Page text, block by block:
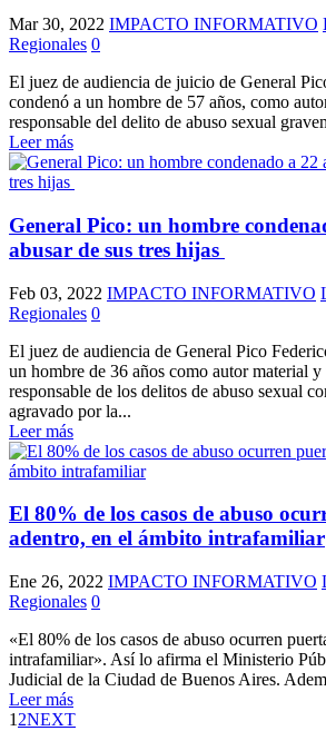
Mar 30, 2022 IMPACTO INFORMATIVO
Regionales 0
El juez de audiencia de juicio de General
condenó a un hombre de 57 años, como
responsable del delito de abuso sexual
Leer más
General Pico: un hombre
abusar de sus tres hijas
Feb 03, 2022 IMPACTO INFORMATIVO
Regionales 0
El juez de audiencia de General Pico
un hombre de 36 años como autor material y
responsable de los delitos de abuso sexual
agravado por la...
Leer más
El 80% de los casos de abuso
adentro, en el ámbito intrafamiliar
Ene 26, 2022 IMPACTO INFORMATIVO
Regionales 0
«El 80% de los casos de abuso ocurren
intrafamiliar». Así lo afirma el Ministerio
Judicial de la Ciudad de Buenos Aires.
Leer más
1 2NEXT